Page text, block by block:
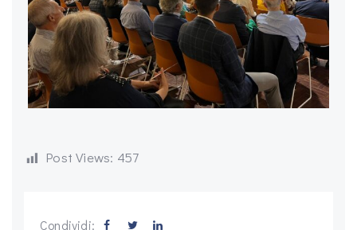
Post Views: 457
Condividi: